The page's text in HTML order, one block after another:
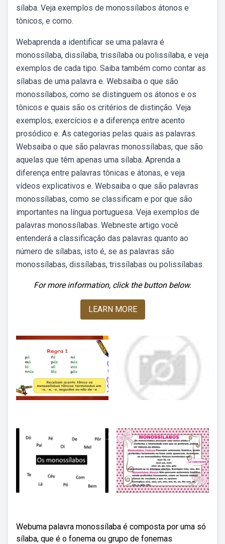
sílaba. Veja exemplos de monossílabos átonos e
tônicos, e como.
Webaprenda a identificar se uma palavra é
monossílaba, dissílaba, trissílaba ou polissílaba, e veja
exemplos de cada tipo. Saiba também como contar as
sílabas de uma palavra e. Websaiba o que são
monossílabos, como se distinguem os átonos e os
tônicos e quais são os critérios de distinção. Veja
exemplos, exercícios e a diferença entre acento
prosódico e. As categorias pelas quais as palavras.
Websaiba o que são palavras monossílabas, que são
aquelas que têm apenas uma sílaba. Aprenda a
diferença entre palavras tônicas e átonas, e veja
vídeos explicativos e. Websaiba o que são palavras
monossílabas, como se classificam e por que são
importantes na língua portuguesa. Veja exemplos de
palavras monossílabas. Webneste artigo você
entenderá a classificação das palavras quanto ao
número de sílabas, isto é, se as palavras são
monossílabas, dissílabas, trissílabas ou polissílabas.
For more information, click the button below.
LEARN MORE
Webuma palavra monossílaba é composta por uma só
sílaba, que é o fonema ou grupo de fonemas